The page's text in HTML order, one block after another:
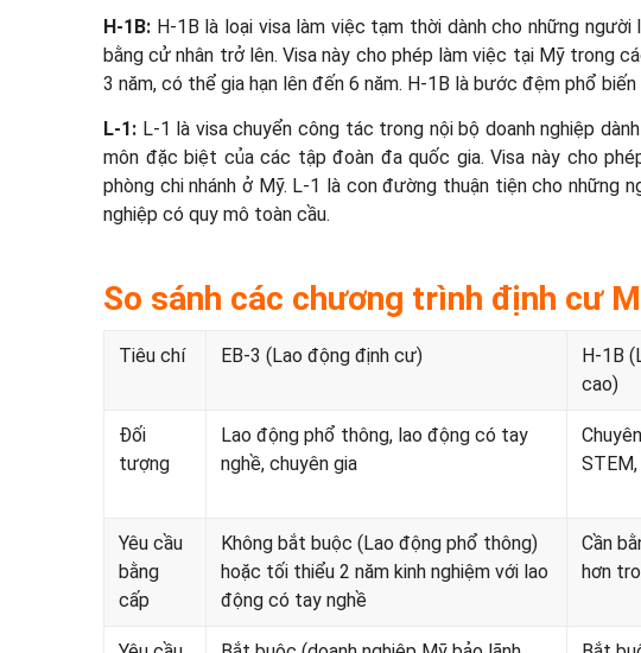
H-1B: H-1B là loại visa làm việc tạm thời dành cho những
bằng cử nhân trở lên. Visa này cho phép làm việc tại Mỹ trong
3 năm, có thể gia hạn lên đến 6 năm. H-1B là bước đệm phổ
L-1: L-1 là visa chuyển công tác trong nội bộ doanh nghiệp
môn đặc biệt của các tập đoàn đa quốc gia. Visa này cho
phòng chi nhánh ở Mỹ. L-1 là con đường thuận tiện cho những
nghiệp có quy mô toàn cầu.
So sánh các chương trình định cư
Tiêu chí EB-3 (Lao động định cư)
H-1B
cao)
Đối
tượng
Lao động phổ thông, lao động có tay
nghề, chuyên gia
Yêu cầu
bằng
cấp
Không bắt buộc (Lao động phổ thông)
hoặc tối thiểu 2 năm kinh nghiệm với lao
động có tay nghề
Cần
hơn